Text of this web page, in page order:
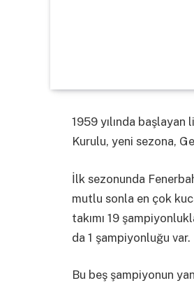
1959 yılında
Kurulu, yeni sezona,
İlk sezonunda
mutlu sonla en çok
takımı 19
da 1 şampiyonluğu var.
Bu beş şampiyonun